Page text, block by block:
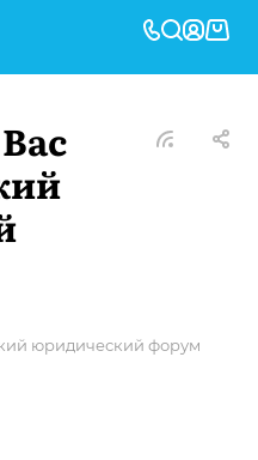
юридический форум